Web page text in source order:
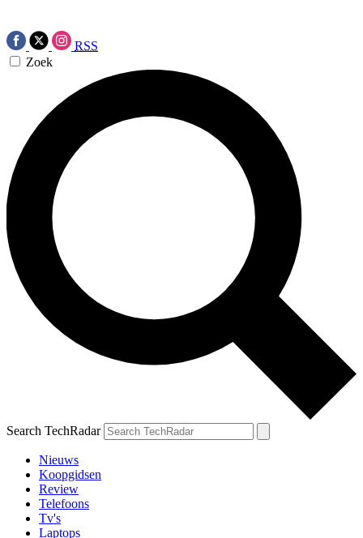
RSS
Zoek
Search TechRadar
Nieuws
Koopgidsen
Review
Telefoons
Tv's
Laptops